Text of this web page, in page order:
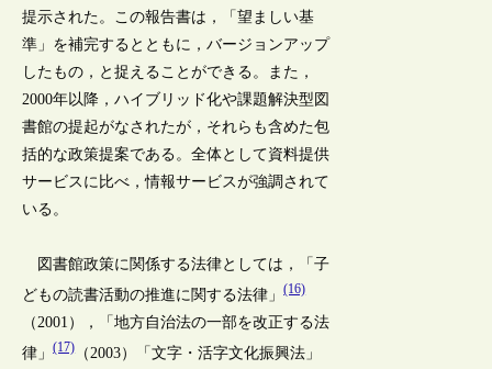
提示された。この報告書は，「望ましい基
準」を補完するとともに，バージョンアップ
したもの，と捉えることができる。また，
2000年以降，ハイブリッド化や課題解決型図
書館の提起がなされたが，それらも含めた包
括的な政策提案である。全体として資料提供
サービスに比べ，情報サービスが強調されて
いる。
図書館政策に関係する法律としては，「子
どもの読書活動の推進に関する法律」(16)
（2001），「地方自治法の一部を改正する法
律」(17)（2003）「文字・活字文化振興法」